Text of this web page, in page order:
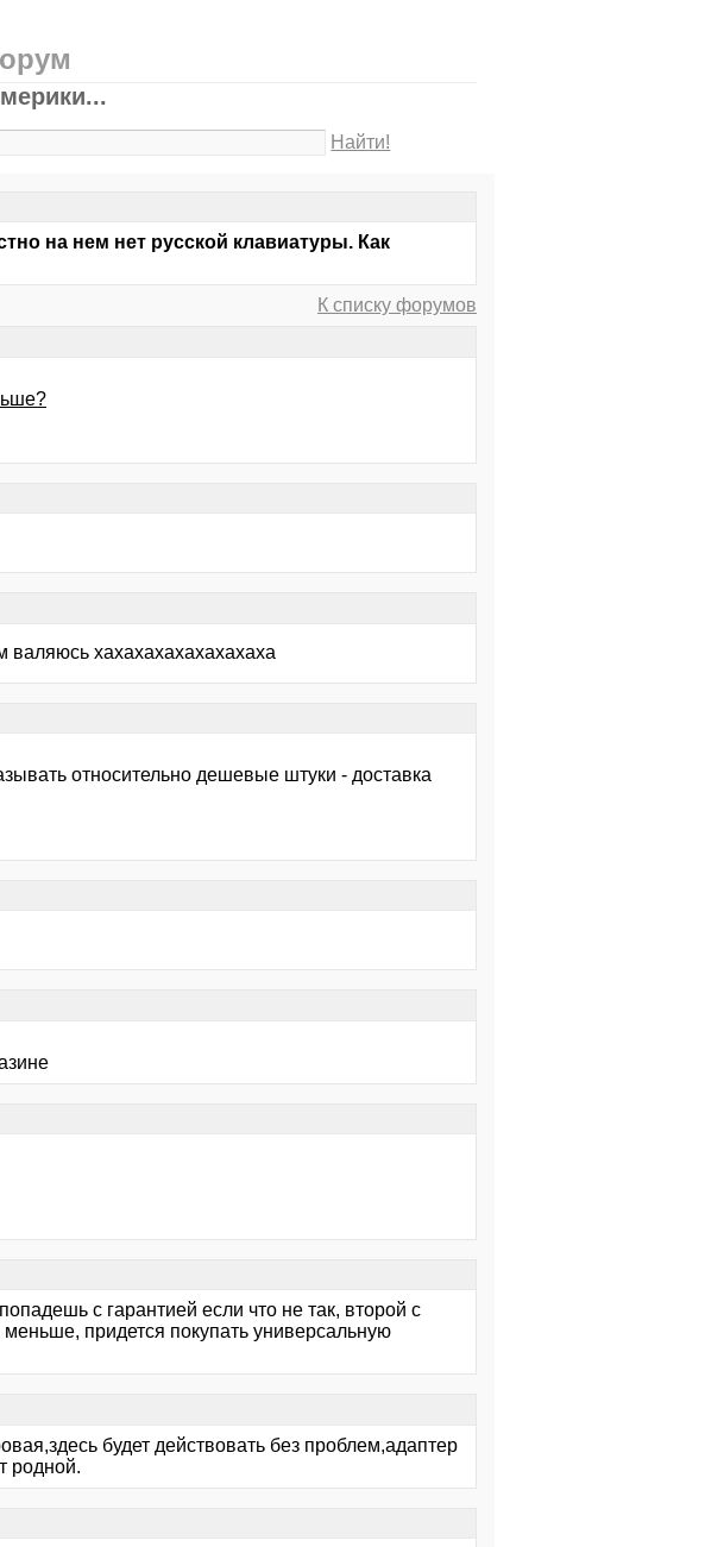
Найти!
на нем нет русской клавиатуры. Как
К списку форумов
валяюсь хахахахахахахахаха
относительно дешевые штуки - доставка
с гарантией если что не так, второй с
придется покупать универсальную
будет действовать без проблем,адаптер
родной.